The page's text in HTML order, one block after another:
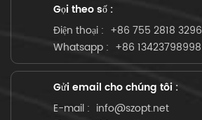
Gọi theo số :
Điện thoại : +86 755 2818 3296
Whatsapp : +86 13423798998
Gửi email cho chúng tôi :
E-mail : info@szopt.net